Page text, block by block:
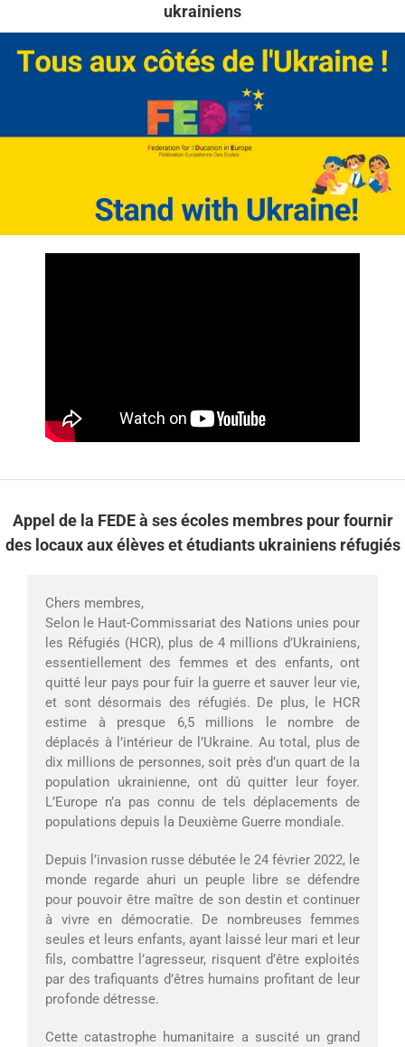
ukrainiens
Appel de la FEDE à ses écoles membres pour fournir
des locaux aux élèves et étudiants ukrainiens réfugiés
Chers membres,
Selon le Haut-Commissariat des Nations unies pour
les Réfugiés (HCR), plus de 4 millions d’Ukrainiens,
essentiellement des femmes et des enfants, ont
quitté leur pays pour fuir la guerre et sauver leur vie,
et sont désormais des réfugiés. De plus, le HCR
estime à presque 6,5 millions le nombre de
déplacés à l’intérieur de l’Ukraine. Au total, plus de
dix millions de personnes, soit près d’un quart de la
population ukrainienne, ont dû quitter leur foyer.
L’Europe n’a pas connu de tels déplacements de
populations depuis la Deuxième Guerre mondiale.
Depuis l’invasion russe débutée le 24 février 2022, le
monde regarde ahuri un peuple libre se défendre
pour pouvoir être maître de son destin et continuer
à vivre en démocratie. De nombreuses femmes
seules et leurs enfants, ayant laissé leur mari et leur
fils, combattre l’agresseur, risquent d’être exploités
par des trafiquants d’êtres humains profitant de leur
profonde détresse.
Cette catastrophe humanitaire a suscité un grand